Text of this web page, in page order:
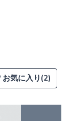
お気に入り(2)